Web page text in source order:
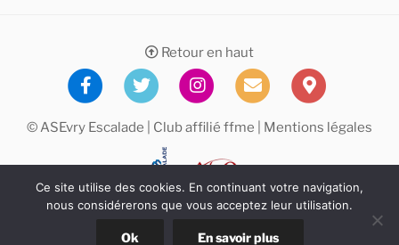
Retour en haut
© ASEvry Escalade | Club affilié ffme Mentions légales
Ce site utilise des cookies. En continuant votre navigation,
nous considérerons que vous acceptez leur utilisation.
Ok En savoir plus